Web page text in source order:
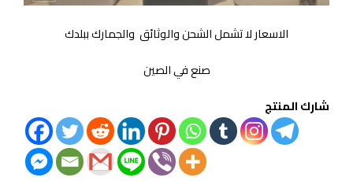
الاسعار لا تشمل الشحن والوثائق والجمارك ببلدك
صنع في الصين
شارك المنتج